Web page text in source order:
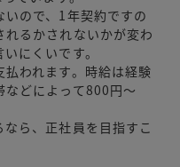
ので、1年契約ですの
るかされないかが変わ
にくいです。
われます。時給は経験
どによって800円〜
ら、正社員を目指すこ